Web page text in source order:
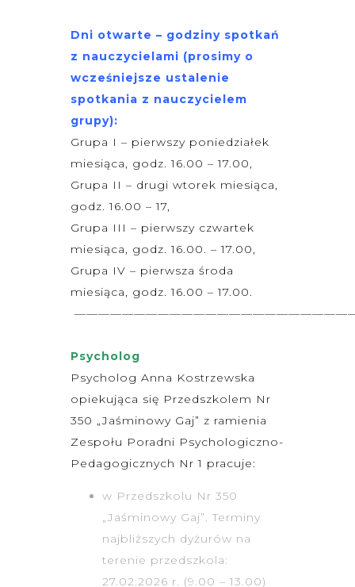
Dni otwarte – godziny spotkań
z nauczycielami (prosimy o
wcześniejsze ustalenie
spotkania z nauczycielem
grupy):
Grupa I – pierwszy poniedziałek
miesiąca, godz. 16.00 – 17.00,
Grupa II – drugi wtorek miesiąca,
godz. 16.00 – 17,
Grupa III – pierwszy czwartek
miesiąca, godz. 16.00. – 17.00,
Grupa IV – pierwsza środa
miesiąca, godz. 16.00 – 17.00.
Psycholog
Psycholog Anna Kostrzewska
opiekująca się Przedszkolem Nr
350 „Jaśminowy Gaj” z ramienia
Zespołu Poradni Psychologiczno-
Pedagogicznych Nr 1 pracuje:
w Przedszkolu Nr 350
„Jaśminowy Gaj”. Terminy
najbliższych dyżurów na
terenie przedszkola:
27.02.2026 r. (9.00 – 13.00)